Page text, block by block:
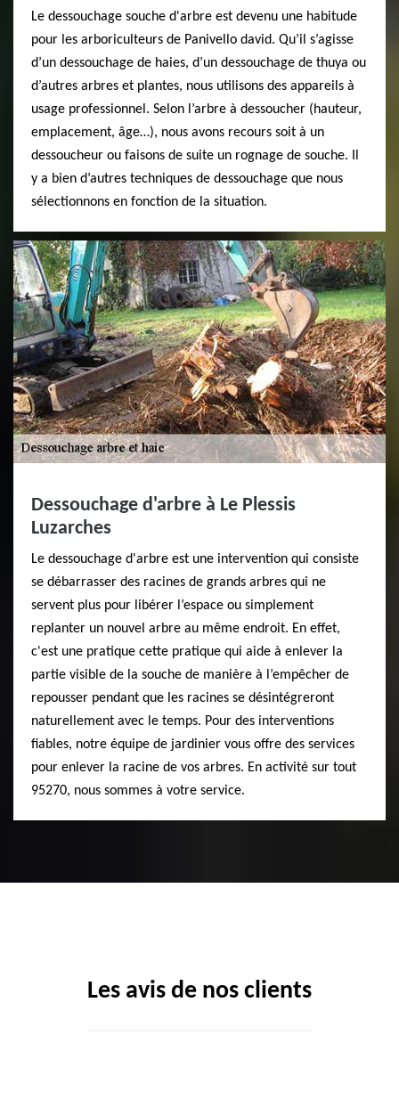
Le dessouchage souche d'arbre est devenu une habitude
pour les arboriculteurs de Panivello david. Qu’il s’agisse
d’un dessouchage de haies, d’un dessouchage de thuya ou
d’autres arbres et plantes, nous utilisons des appareils à
usage professionnel. Selon l’arbre à dessoucher (hauteur,
emplacement, âge…), nous avons recours soit à un
dessoucheur ou faisons de suite un rognage de souche. Il
y a bien d’autres techniques de dessouchage que nous
sélectionnons en fonction de la situation.
Dessouchage d'arbre à Le Plessis
Luzarches
Le dessouchage d'arbre est une intervention qui consiste
se débarrasser des racines de grands arbres qui ne
servent plus pour libérer l’espace ou simplement
replanter un nouvel arbre au même endroit. En effet,
c'est une pratique cette pratique qui aide à enlever la
partie visible de la souche de manière à l’empêcher de
repousser pendant que les racines se désintégreront
naturellement avec le temps. Pour des interventions
fiables, notre équipe de jardinier vous offre des services
pour enlever la racine de vos arbres. En activité sur tout
95270, nous sommes à votre service.
Les avis de nos clients